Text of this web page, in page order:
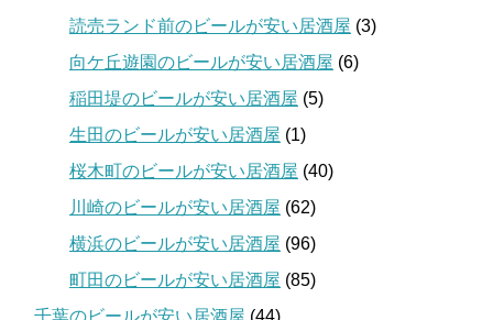
読売ランド前のビールが安い居酒屋 (3)
向ケ丘遊園のビールが安い居酒屋 (6)
稲田堤のビールが安い居酒屋 (5)
生田のビールが安い居酒屋 (1)
桜木町のビールが安い居酒屋 (40)
川崎のビールが安い居酒屋 (62)
横浜のビールが安い居酒屋 (96)
町田のビールが安い居酒屋 (85)
千葉のビールが安い居酒屋 (44)